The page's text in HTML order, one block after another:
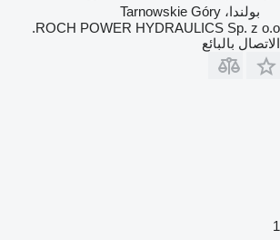
بولندا، Tarnowskie Góry
ROCH POWER HYDRAULICS Sp. z o.o.
الاتصال بالبائع
1